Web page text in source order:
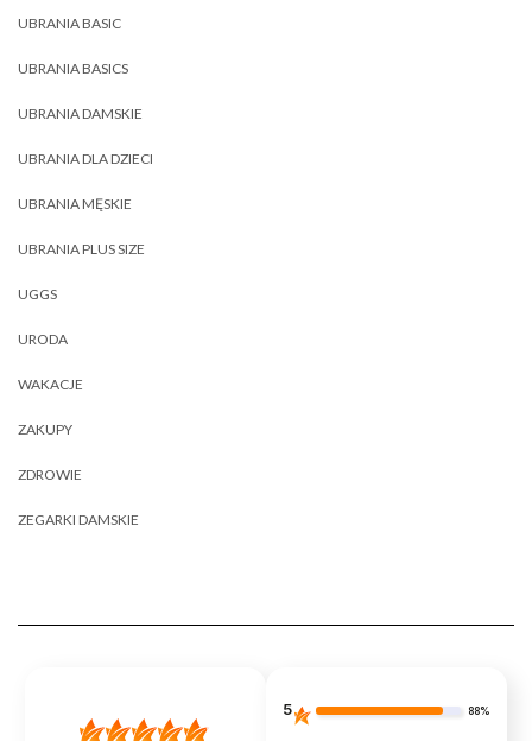
UBRANIA BASIC
UBRANIA BASICS
UBRANIA DAMSKIE
UBRANIA DLA DZIECI
UBRANIA MĘSKIE
UBRANIA PLUS SIZE
UGGS
URODA
WAKACJE
ZAKUPY
ZDROWIE
ZEGARKI DAMSKIE
5 88%